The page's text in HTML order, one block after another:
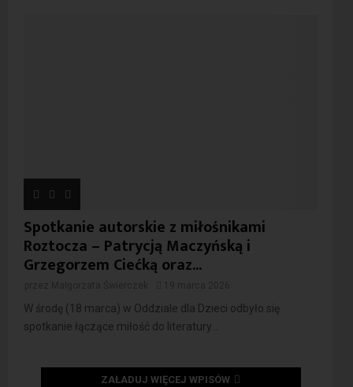
Spotkanie autorskie z miłośnikami
Roztocza – Patrycją Maczyńską i
Grzegorzem Ciećką oraz...
W środę (18 marca) w Oddziale dla Dzieci odbyło się
spotkanie łączące miłość do literatury...
ZAŁADUJ WIĘCEJ WPISÓW